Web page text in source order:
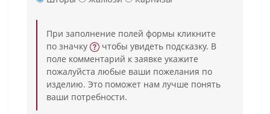
При заполнение полей формы кликните
по значку
чтобы увидеть подсказку. В
поле комментарий к заявке укажите
пожалуйста любые ваши пожелания по
изделию. Это поможет нам лучше понять
ваши потребности.